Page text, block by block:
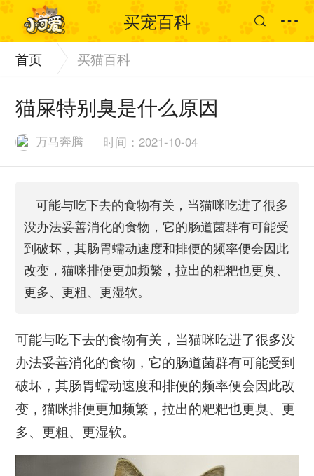
买宠百科
首页 买猫百科
猫屎特别臭是什么原因
万马奔腾 时间：2021-10-04
可能与吃下去的食物有关，当猫咪吃进了很多
没办法妥善消化的食物，它的肠道菌群有可能受
到破坏，其肠胃蠕动速度和排便的频率便会因此
改变，猫咪排便更加频繁，拉出的粑粑也更臭、
更多、更粗、更湿软。
可能与吃下去的食物有关，当猫咪吃进了很多没
办法妥善消化的食物，它的肠道菌群有可能受到
破坏，其肠胃蠕动速度和排便的频率便会因此改
变，猫咪排便更加频繁，拉出的粑粑也更臭、更
多、更粗、更湿软。